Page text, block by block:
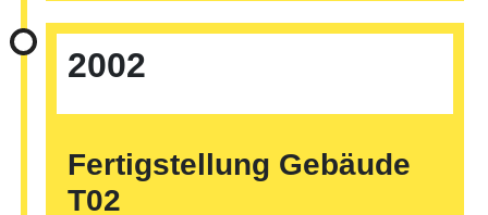
2002
Fertigstellung Gebäude
T02